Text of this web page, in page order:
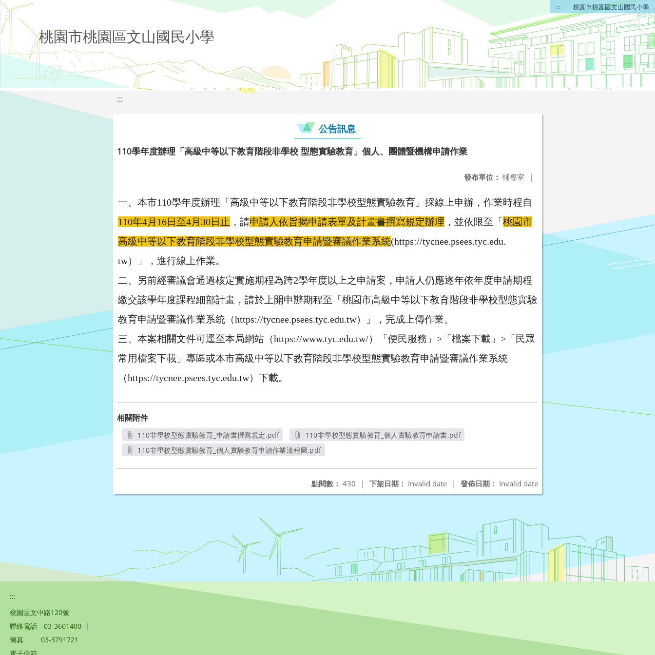
::: 桃園市桃園區文山國民小學
桃園市桃園區文山國民小學
:::
公告訊息
110學年度辦理「高級中等以下教育階段非學校 型態實驗教育」個人、團體暨機構申請作業
發布單位： 輔導室 |
一、本市110學年度辦理「高級中等以下教育階段非學校型態實驗教育」採線上申辦，作業時程自
110年4月16日至4月30日止 ，請申請人依旨揭申請表單及計畫書撰寫規定辦理 ，並依限至「 桃園市
高級中等以下教育階段非學校型態實驗教育申請暨審議作業系統(https://tycnee.psees.tyc.edu.
tw）」，進行線上作業。
二、另前經審議會通過核定實施期程為跨2學年度以上之申請案，申請人仍應逐年依年度申請期程
繳交該學年度課程細部計畫，請於上開申辦期程至「桃園市高級中等以下教育階段非學校型態實驗
教育申請暨審議作業系統（https://tycnee.psees.tyc.edu.tw）」，完成上傳作業。
三、本案相關文件可逕至本局網站（https://www.tyc.edu.tw/）「便民服務」>「檔案下載」>「民眾
常用檔案下載」專區或本市高級中等以下教育階段非學校型態實驗教育申請暨審議作業系統
（https://tycnee.psees.tyc.edu.tw）下載。
相關附件
110非學校型態實驗教育_申請書撰寫規定.pdf
另開新視窗
110非學校型態實驗教育_個人實驗教育申請書.pdf
110非學校型態實驗教育_個人實驗教育申請作業流程圖.pdf
發佈日期： Invalid date
下架日期： Invalid date |
點閱數： 430 |
:::
桃園區文中路120號
聯絡電話
03-3601400 |
傳真
03-3791721